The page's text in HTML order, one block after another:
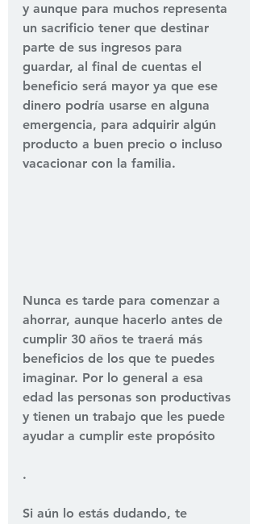
y aunque para muchos representa
un sacrificio tener que destinar
parte de sus ingresos para
guardar, al final de cuentas el
beneficio será mayor ya que ese
dinero podría usarse en alguna
emergencia, para adquirir algún
producto a buen precio o incluso
vacacionar con la familia.
Nunca es tarde para comenzar a
ahorrar, aunque hacerlo antes de
cumplir 30 años te traerá más
beneficios de los que te puedes
imaginar. Por lo general a esa
edad las personas son productivas
y tienen un trabajo que les puede
ayudar a cumplir este propósito
.
Si aún lo estás dudando, te